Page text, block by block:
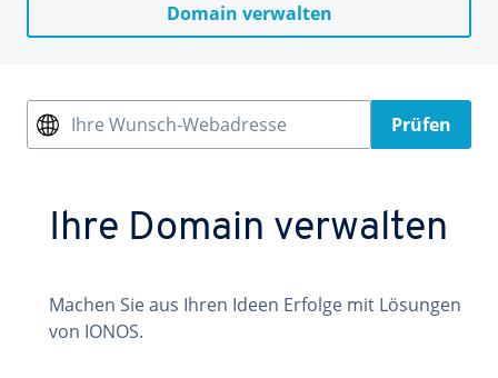
Domain verwalten
Ihre Wunsch-Webadresse Prüfen
Ihre Domain verwalten
Machen Sie aus Ihren Ideen Erfolge mit Lösungen
von IONOS.